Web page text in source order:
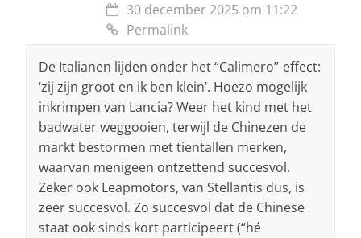
30 december 2025 om 11:22
Permalink
De Italianen lijden onder het “Calimero”-effect:
‘zij zijn groot en ik ben klein’. Hoezo mogelijk
inkrimpen van Lancia? Weer het kind met het
badwater weggooien, terwijl de Chinezen de
markt bestormen met tientallen merken,
waarvan menigeen ontzettend succesvol.
Zeker ook Leapmotors, van Stellantis dus, is
zeer succesvol. Zo succesvol dat de Chinese
staat ook sinds kort participeert (“hé